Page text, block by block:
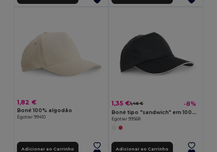
1,82 €
Boné 100% algodão
Egotier 99410
Adicionar ao Carrinho
1,35 €1,46 € -8%
Boné tipo "sandwich" em 100% poliéster
Egotier 99568
Adicionar ao Carrinho